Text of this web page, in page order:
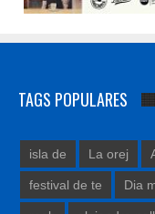
TAGS POPULARES
isla de La orej
festival de te Dia